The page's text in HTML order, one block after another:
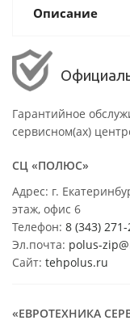
Описание
Гарантийное
сервисном(ах)
СЦ «ПОЛЮС»
Адрес: г.
этаж, офис 6
Телефон: 8 (343) 271-
Эл.почта: polus-
Сайт: tehpolus.ru
«ЕВРОТЕХНИКА